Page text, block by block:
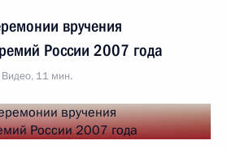
вручения
России 2007 года
Видео, 11 мин.